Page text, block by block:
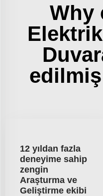
Why
12 yıldan fazla
deneyime sahip
zengin
Araşturma ve
Geliştirme ekibi